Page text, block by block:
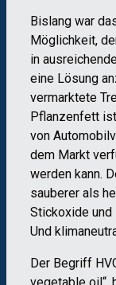
Bislang war
Möglichkeit,
in
eine Lösung
vermarktete
Pflanzenfett
von
dem Markt
werden kann.
sauberer als
Stickoxide und
Und
Der Begriff